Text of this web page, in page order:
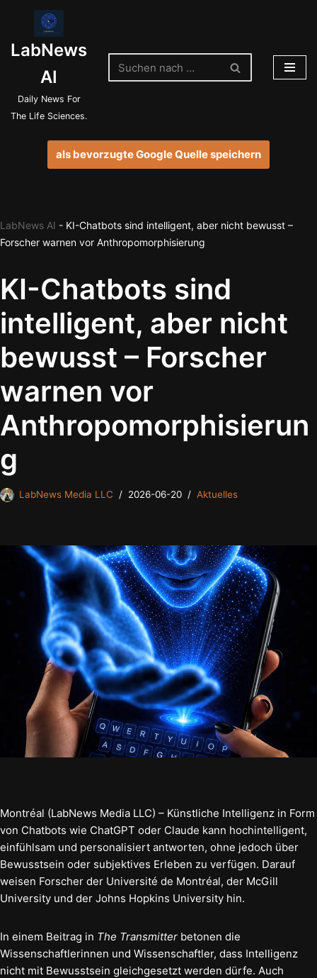
Inhalt
springen
LabNews
AI
Daily News For
The Life Sciences.
als bevorzugte Google Quelle speichern
LabNews AI - KI-Chatbots sind intelligent, aber nicht bewusst –
Forscher warnen vor Anthropomorphisierung
KI-Chatbots sind
intelligent, aber nicht
bewusst – Forscher
warnen vor
Anthropomorphisierun
g
LabNews Media LLC 2026-06-20 Aktuelles
Montréal (LabNews Media LLC) – Künstliche Intelligenz in Form
von Chatbots wie ChatGPT oder Claude kann hochintelligent,
einfühlsam und personalisiert antworten, ohne jedoch über
Bewusstsein oder subjektives Erleben zu verfügen. Darauf
weisen Forscher der Université de Montréal, der McGill
University und der Johns Hopkins University hin.
In einem Beitrag in The Transmitter betonen die
Wissenschaftlerinnen und Wissenschaftler, dass Intelligenz
nicht mit Bewusstsein gleichgesetzt werden dürfe. Auch